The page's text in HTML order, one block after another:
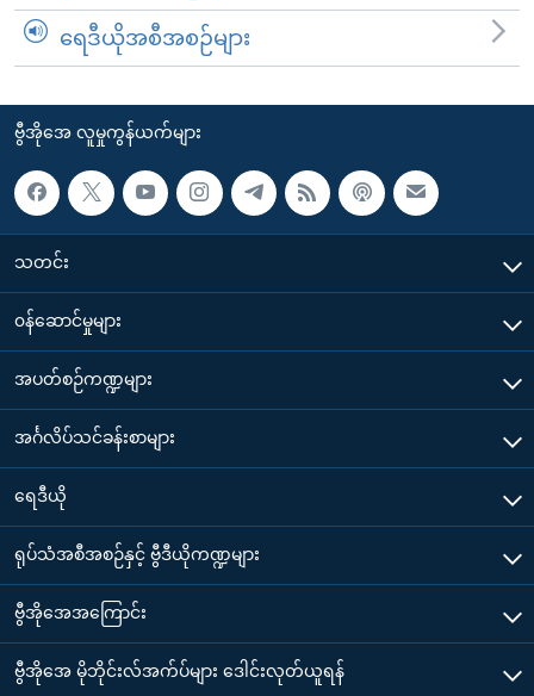
ရေဒီယိုအစီအစဉ်များ
ဗွီအိုအေ လူမှုကွန်ယက်များ
သတင်း
၀န်ဆောင်မှုများ
အပတ်စဉ်ကဏ္ဍများ
အင်္ဂလိပ်သင်ခန်းစာများ
ရေဒီယို
ရုပ်သံအစီအစဉ်နှင့် ဗွီဒီယိုကဏ္ဍများ
ဗွီအိုအေအကြောင်း
ဗွီအိုအေ မိုဘိုင်းလ်အက်ပ်များ ဒေါင်းလုတ်ယူရန်